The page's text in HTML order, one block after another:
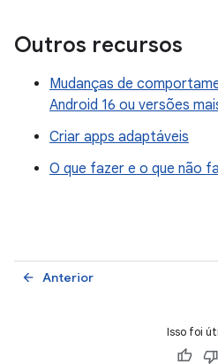
Outros recursos
Mudanças de
Android 16 ou versões
Criar apps adaptáveis
O que fazer e o que não
Anterior
arrow_back
Isso foi